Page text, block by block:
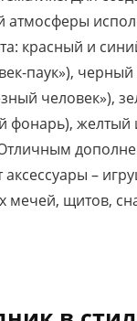
атмосферы
красный и
паук»),
человек»),
фонарь),
аксессуары –
мечей, щитов,